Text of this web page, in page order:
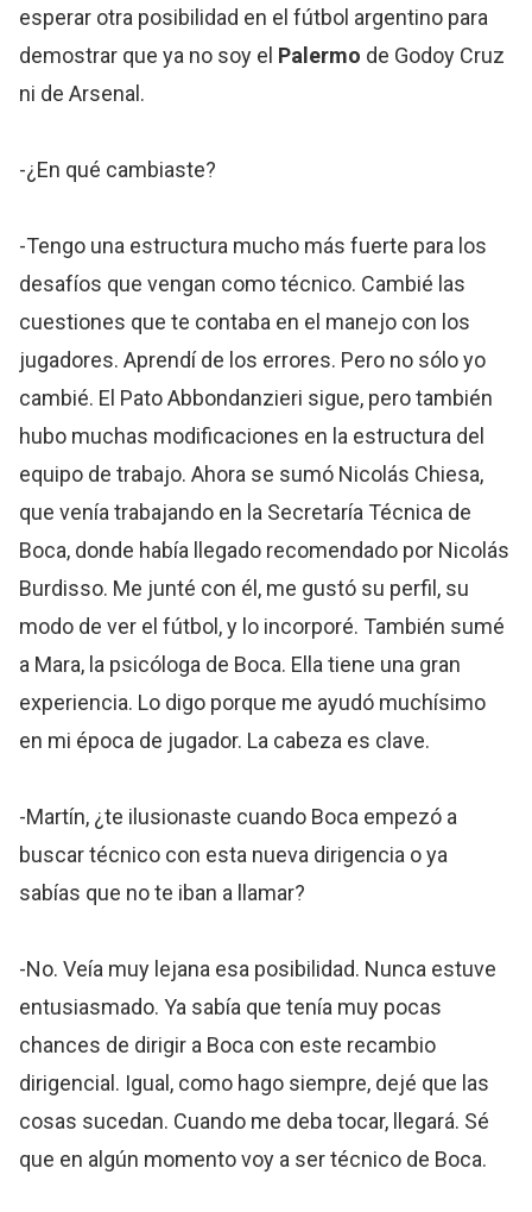
esperar otra posibilidad en el fútbol argentino para
demostrar que ya no soy el Palermo de Godoy Cruz
ni de Arsenal.
-¿En qué cambiaste?
-Tengo una estructura mucho más fuerte para los
desafíos que vengan como técnico. Cambié las
cuestiones que te contaba en el manejo con los
jugadores. Aprendí de los errores. Pero no sólo yo
cambié. El Pato Abbondanzieri sigue, pero también
hubo muchas modificaciones en la estructura del
equipo de trabajo. Ahora se sumó Nicolás Chiesa,
que venía trabajando en la Secretaría Técnica de
Boca, donde había llegado recomendado por Nicolás
Burdisso. Me junté con él, me gustó su perfil, su
modo de ver el fútbol, y lo incorporé. También sumé
a Mara, la psicóloga de Boca. Ella tiene una gran
experiencia. Lo digo porque me ayudó muchísimo
en mi época de jugador. La cabeza es clave.
-Martín, ¿te ilusionaste cuando Boca empezó a
buscar técnico con esta nueva dirigencia o ya
sabías que no te iban a llamar?
-No. Veía muy lejana esa posibilidad. Nunca estuve
entusiasmado. Ya sabía que tenía muy pocas
chances de dirigir a Boca con este recambio
dirigencial. Igual, como hago siempre, dejé que las
cosas sucedan. Cuando me deba tocar, llegará. Sé
que en algún momento voy a ser técnico de Boca.